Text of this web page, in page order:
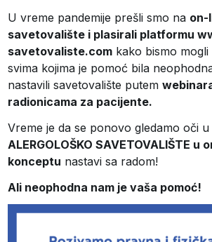
U vreme pandemije prešli smo na on-
savetovalište i plasirali platformu
savetovaliste.com kako bismo
svima kojima je pomoć bila
nastavili savetovalište putem
radionicama za pacijente.
Vreme je da se ponovo gledamo oči u
ALERGOLOŠKO SAVETOVALIŠTE u
konceptu nastavi sa radom!
Ali neophodna nam je vaša pomoć!